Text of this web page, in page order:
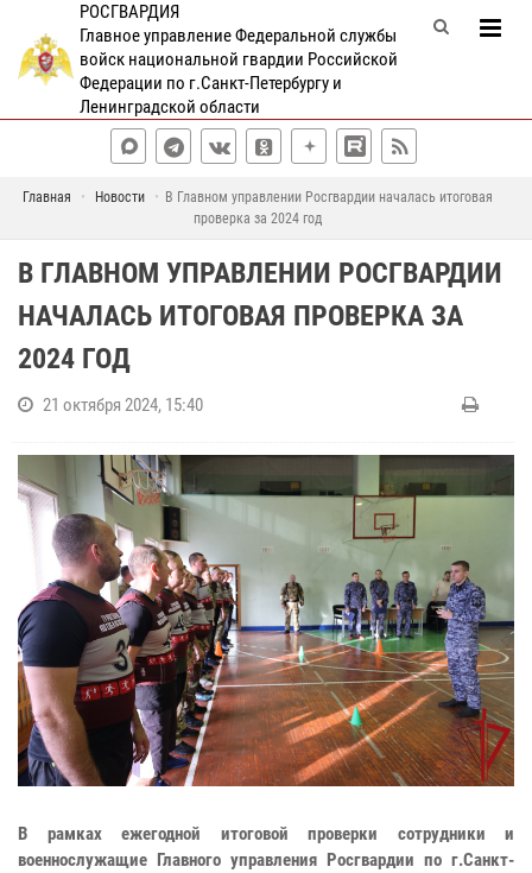
РОСГВАРДИЯ
Главное управление Федеральной службы
войск национальной гвардии Российской
Федерации по г.Санкт-Петербургу и
Ленинградской области
Главная Новости
В Главном управлении Росгвардии началась итоговая
проверка за 2024 год
В ГЛАВНОМ УПРАВЛЕНИИ РОСГВАРДИИ
НАЧАЛАСЬ ИТОГОВАЯ ПРОВЕРКА ЗА
2024 ГОД
21 октября 2024, 15:40
В рамках ежегодной итоговой проверки сотрудники и
военнослужащие Главного управления Росгвардии по г.Санкт-